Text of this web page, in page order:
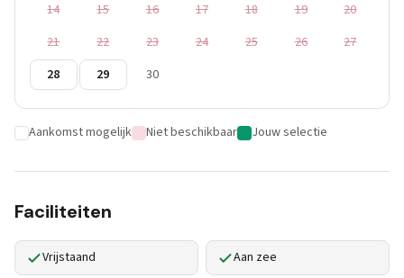
14
15 16 17 18 19
20
21
22 23 24 25 26
27
28
29 30
Aankomst mogelijk Niet beschikbaar Jouw selectie
Faciliteiten
Vrijstaand Aan zee